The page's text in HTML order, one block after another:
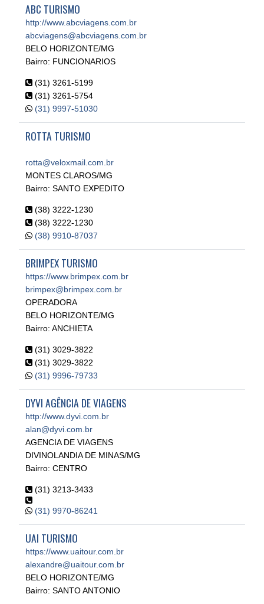
ABC TURISMO
http://www.abcviagens.com.br
abcviagens@abcviagens.com.br
BELO HORIZONTE/MG
Bairro: FUNCIONARIOS
(31) 3261-5199
(31) 3261-5754
(31) 9997-51030
ROTTA TURISMO
rotta@veloxmail.com.br
MONTES CLAROS/MG
Bairro: SANTO EXPEDITO
(38) 3222-1230
(38) 3222-1230
(38) 9910-87037
BRIMPEX TURISMO
https://www.brimpex.com.br
brimpex@brimpex.com.br
OPERADORA
BELO HORIZONTE/MG
Bairro: ANCHIETA
(31) 3029-3822
(31) 3029-3822
(31) 9996-79733
DYVI AGÊNCIA DE VIAGENS
http://www.dyvi.com.br
alan@dyvi.com.br
AGENCIA DE VIAGENS
DIVINOLANDIA DE MINAS/MG
Bairro: CENTRO
(31) 3213-3433
(31) 9970-86241
UAI TURISMO
https://www.uaitour.com.br
alexandre@uaitour.com.br
BELO HORIZONTE/MG
Bairro: SANTO ANTONIO